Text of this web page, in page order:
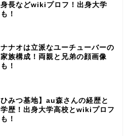
身長などwikiプロフ！出身大学
も！
ナナオは立派なユーチューバーの
家族構成！両親と兄弟の顔画像
も！
ひみつ基地】au森さんの経歴と
学歴！出身大学高校とwikiプロフ
も！